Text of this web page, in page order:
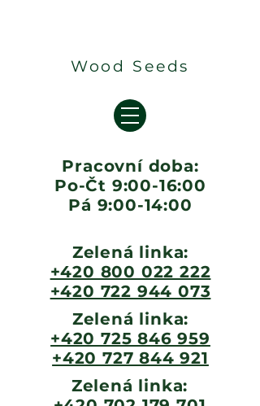
Wood Seeds
Zelená linka:
Pracovní doba:
Po-Čt 9:00-16:00
Pá 9:00-14:00
Zelená linka:
+420 725 846 959
+420 727 844 921
Zelená linka:
+420 800 022 222
+420 722 944 073